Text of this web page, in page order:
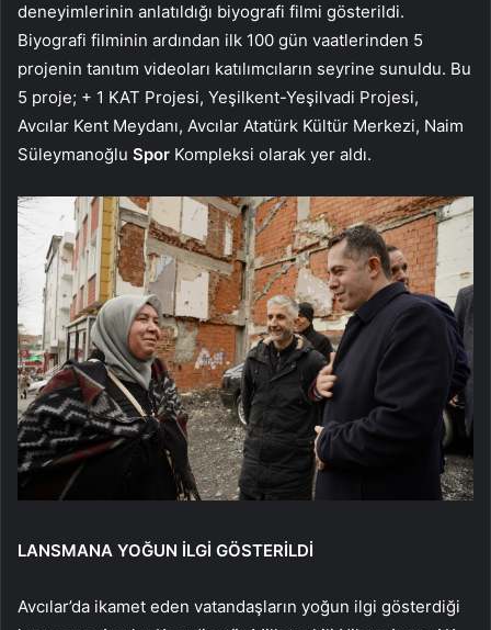
deneyimlerinin anlatıldığı biyografi filmi gösterildi.
Biyografi filminin ardından ilk 100 gün vaatlerinden 5
projenin tanıtım videoları katılımcıların seyrine sunuldu. Bu
5 proje; + 1 KAT Projesi, Yeşilkent-Yeşilvadi Projesi,
Avcılar Kent Meydanı, Avcılar Atatürk Kültür Merkezi, Naim
Süleymanoğlu Spor Kompleksi olarak yer aldı.
LANSMANA YOĞUN İLGİ GÖSTERİLDİ
Avcılar’da ikamet eden vatandaşların yoğun ilgi gösterdiği